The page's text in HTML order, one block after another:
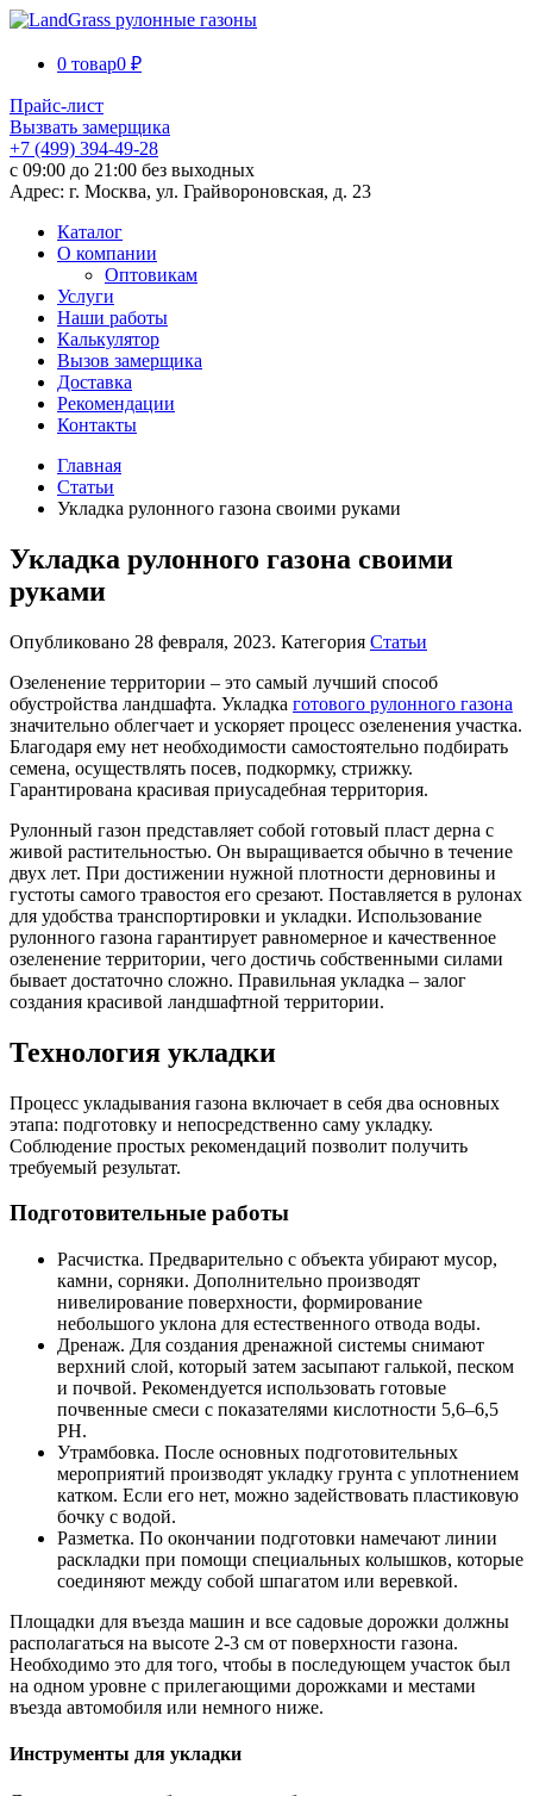
0 товар0 ₽
Прайс-лист
Вызвать замерщика
+7 (499) 394-49-28
с 09:00 до 21:00 без выходных
Адрес: г. Москва, ул. Грайвороновская, д. 23
Каталог
О компании
Оптовикам
Услуги
Наши работы
Калькулятор
Вызов замерщика
Доставка
Рекомендации
Контакты
Главная
Статьи
Укладка рулонного газона своими руками
Укладка рулонного газона своими
руками
Опубликовано 28 февраля, 2023. Категория Статьи
Озеленение территории – это самый лучший способ
обустройства ландшафта. Укладка готового рулонного газона
значительно облегчает и ускоряет процесс озеленения участка.
Благодаря ему нет необходимости самостоятельно подбирать
семена, осуществлять посев, подкормку, стрижку.
Гарантирована красивая приусадебная территория.
Рулонный газон представляет собой готовый пласт дерна с
живой растительностью. Он выращивается обычно в течение
двух лет. При достижении нужной плотности дерновины и
густоты самого травостоя его срезают. Поставляется в рулонах
для удобства транспортировки и укладки. Использование
рулонного газона гарантирует равномерное и качественное
озеленение территории, чего достичь собственными силами
бывает достаточно сложно. Правильная укладка – залог
создания красивой ландшафтной территории.
Технология укладки
Процесс укладывания газона включает в себя два основных
этапа: подготовку и непосредственно саму укладку.
Соблюдение простых рекомендаций позволит получить
требуемый результат.
Подготовительные работы
Расчистка. Предварительно с объекта убирают мусор,
камни, сорняки. Дополнительно производят
нивелирование поверхности, формирование
небольшого уклона для естественного отвода воды.
Дренаж. Для создания дренажной системы снимают
верхний слой, который затем засыпают галькой, песком
и почвой. Рекомендуется использовать готовые
почвенные смеси с показателями кислотности 5,6–6,5
РН.
Утрамбовка. После основных подготовительных
мероприятий производят укладку грунта с уплотнением
катком. Если его нет, можно задействовать пластиковую
бочку с водой.
Разметка. По окончании подготовки намечают линии
раскладки при помощи специальных колышков, которые
соединяют между собой шпагатом или веревкой.
Площадки для въезда машин и все садовые дорожки должны
располагаться на высоте 2-3 см от поверхности газона.
Необходимо это для того, чтобы в последующем участок был
на одном уровне с прилегающими дорожками и местами
въезда автомобиля или немного ниже.
Инструменты для укладки